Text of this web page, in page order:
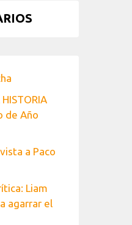
de Año
a Paco
Liam
agarrar el